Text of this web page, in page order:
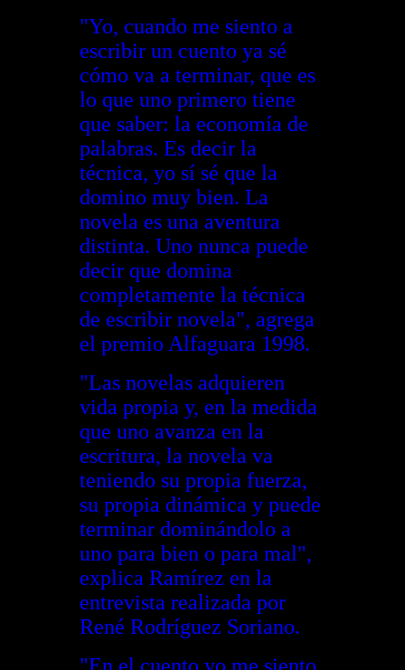
"Yo, cuando me siento a
escribir un cuento ya sé
cómo va a terminar, que es
lo que uno primero tiene
que saber: la economía de
palabras. Es decir la
técnica, yo sí sé que la
domino muy bien. La
novela es una aventura
distinta. Uno nunca puede
decir que domina
completamente la técnica
de escribir novela", agrega
el premio Alfaguara 1998.
"Las novelas adquieren
vida propia y, en la medida
que uno avanza en la
escritura, la novela va
teniendo su propia fuerza,
su propia dinámica y puede
terminar dominándolo a
uno para bien o para mal",
explica Ramírez en la
entrevista realizada por
René Rodríguez Soriano.